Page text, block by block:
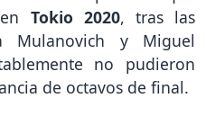
Tokio 2020, tras las
Mulanovich y Miguel
no pudieron
de octavos de final.